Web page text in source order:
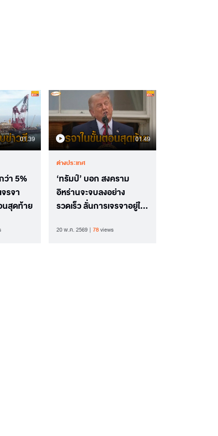
01.39
ว่า 5%
รจา
นสุดท้าย
01.49
ต่างประเทศ
‘ทรัมป์’ บอก สงคราม
อิหร่านจะจบลงอย่าง
รวดเร็ว ลั่นการเจรจาอยู่ใน
20 พ.ค. 2569 78views